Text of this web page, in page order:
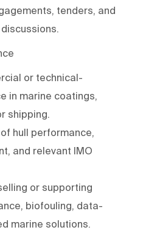
tenders, and
or technical-
in marine coatings,
shipping.
hull performance,
and relevant IMO
or supporting
biofouling, data-
marine solutions.